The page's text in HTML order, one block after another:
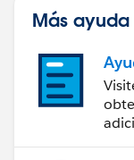
Más ayuda